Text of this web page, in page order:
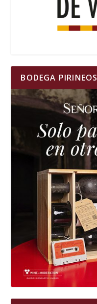
BODEGA PIRINEOS